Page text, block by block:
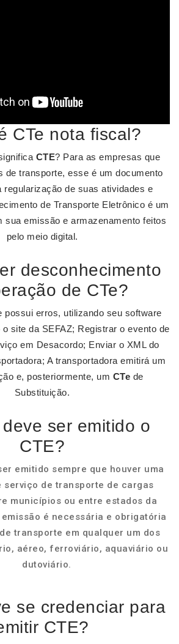
CTe nota fiscal?
CTE? Para as empresas que
de transporte, esse é um documento
regularização de suas atividades e
de Transporte Eletrônico é um
sua emissão e armazenamento feitos
pelo meio digital.
desconhecimento
de CTe?
possui erros, utilizando seu software
site da SEFAZ; Registrar o evento de
em Desacordo; Enviar o XML do
A transportadora emitirá um
e, posteriormente, um CTe de
Substituição.
ser emitido o
CTE?
emitido sempre que houver uma
serviço de transporte de cargas
municípios ou entre estados da
é necessária e obrigatória
transporte em qualquer um dos
aéreo, ferroviário, aquaviário ou
dutoviário.
se credenciar para
CTE?